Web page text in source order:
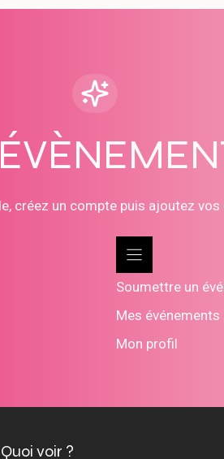
créez un compte puis ajoutez vos
Soumettre un
Mes événements
Mon profil
Quoi voir ?